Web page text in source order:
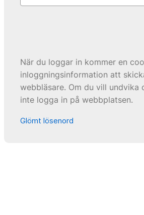
När du loggar in kommer en
inloggningsinformation att
webbläsare. Om du vill undvika
inte logga in på webbplatsen.
Glömt lösenord